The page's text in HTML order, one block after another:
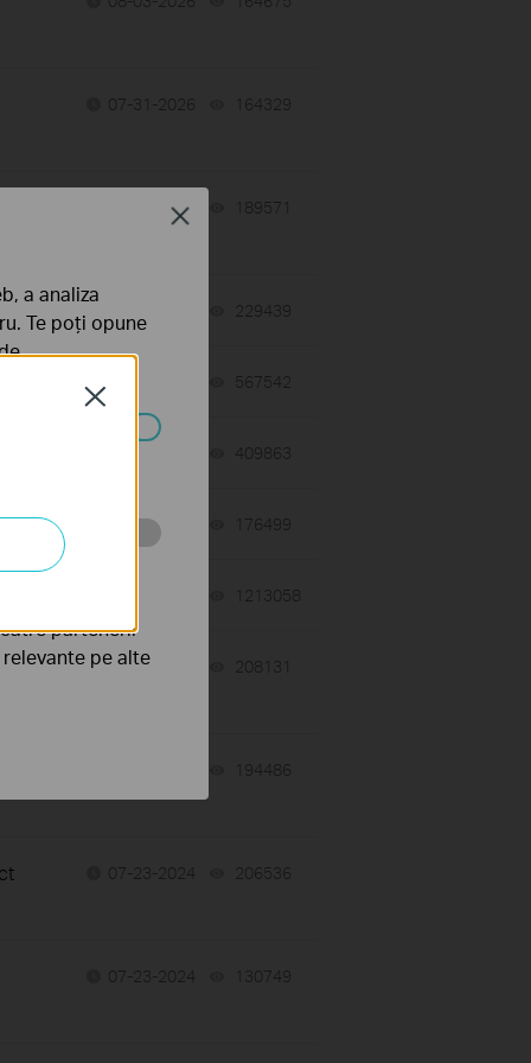
07-31-2026 164329
07-31-2026 189571
229439
567542
409863
07-21-2026 176499
1213058
09-09-2020 208131
194486
07-23-2024 206536
07-23-2024 130749
Close
a analiza
Te poți opune
în
web a
partenerii
pe alte
Close